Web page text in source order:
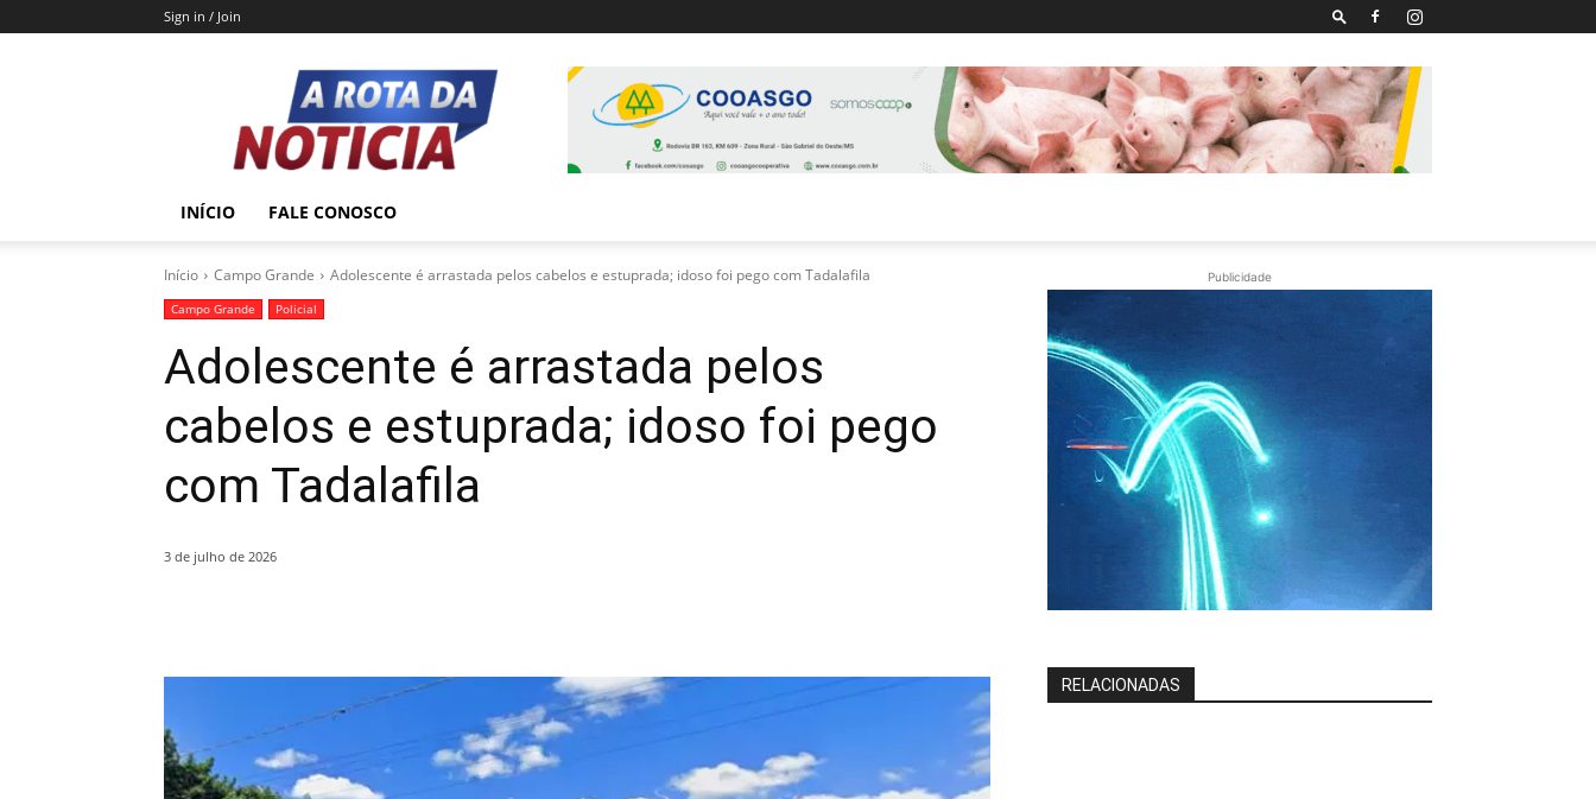
Sign in / Join
A
Rota
da
Notícia
INÍCIO FALE CONOSCO
Início Campo Grande Adolescente é arrastada pelos cabelos e estuprada; idoso foi pego com Tadalafila
Campo Grande Policial
Adolescente é arrastada pelos
cabelos e estuprada; idoso foi pego
com Tadalafila
3 de julho de 2026
Publicidade
RELACIONADAS